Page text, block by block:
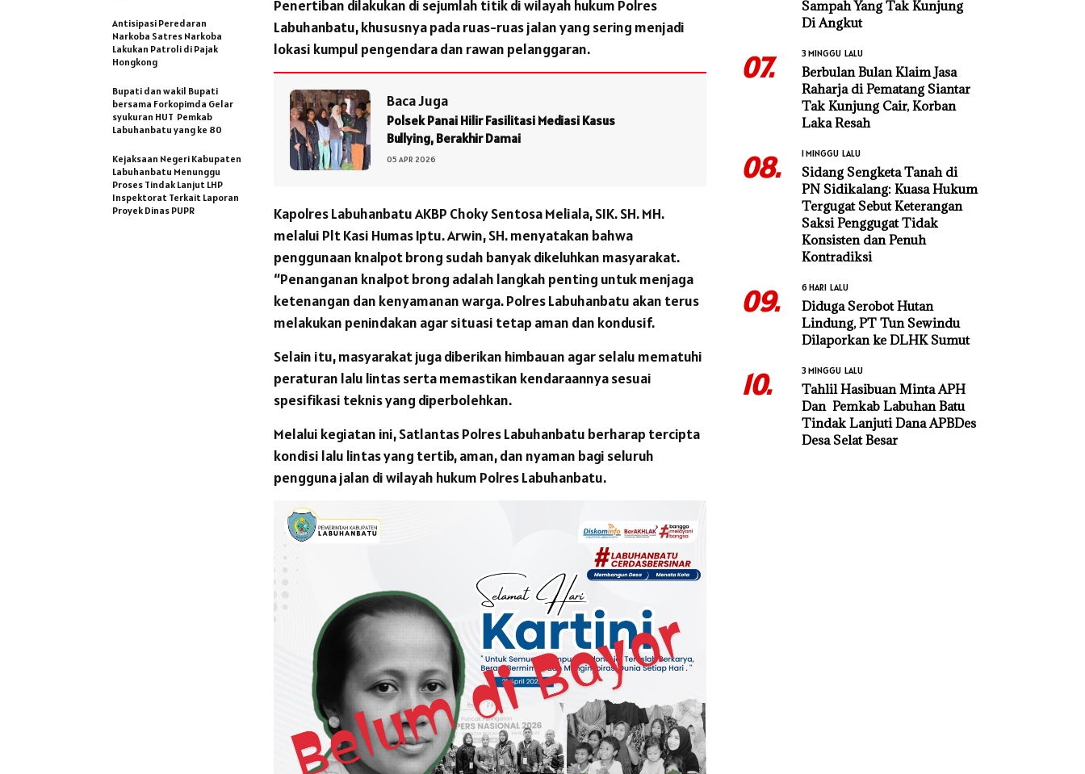
Penertiban dilakukan di sejumlah titik di wilayah hukum Polres
Labuhanbatu, khususnya pada ruas-ruas jalan yang sering menjadi
lokasi kumpul pengendara dan rawan pelanggaran.
Baca Juga
Polsek Panai Hilir Fasilitasi Mediasi Kasus
Bullying, Berakhir Damai
05 APR 2026
Kapolres Labuhanbatu AKBP Choky Sentosa Meliala, SIK. SH. MH.
melalui Plt Kasi Humas Iptu. Arwin, SH. menyatakan bahwa
penggunaan knalpot brong sudah banyak dikeluhkan masyarakat.
“Penanganan knalpot brong adalah langkah penting untuk menjaga
ketenangan dan kenyamanan warga. Polres Labuhanbatu akan terus
melakukan penindakan agar situasi tetap aman dan kondusif.
Selain itu, masyarakat juga diberikan himbauan agar selalu mematuhi
peraturan lalu lintas serta memastikan kendaraannya sesuai
spesifikasi teknis yang diperbolehkan.
Melalui kegiatan ini, Satlantas Polres Labuhanbatu berharap tercipta
kondisi lalu lintas yang tertib, aman, dan nyaman bagi seluruh
pengguna jalan di wilayah hukum Polres Labuhanbatu.
Antisipasi Peredaran
Narkoba Satres Narkoba
Lakukan Patroli di Pajak
Hongkong
Bupati dan wakil Bupati
bersama Forkopimda Gelar
syukuran HUT Pemkab
Labuhanbatu yang ke 80
Kejaksaan Negeri Kabupaten
Labuhanbatu Menunggu
Proses Tindak Lanjut LHP
Inspektorat Terkait Laporan
Proyek Dinas PUPR
Sampah Yang Tak Kunjung
Di Angkut
07. 3 MINGGU LALU
Berbulan Bulan Klaim Jasa
Raharja di Pematang Siantar
Tak Kunjung Cair, Korban
Laka Resah
08. 1 MINGGU LALU
Sidang Sengketa Tanah di
PN Sidikalang: Kuasa Hukum
Tergugat Sebut Keterangan
Saksi Penggugat Tidak
Konsisten dan Penuh
Kontradiksi
09. 6 HARI LALU
Diduga Serobot Hutan
Lindung, PT Tun Sewindu
Dilaporkan ke DLHK Sumut
10. 3 MINGGU LALU
Tahlil Hasibuan Minta APH
Dan Pemkab Labuhan Batu
Tindak Lanjuti Dana APBDes
Desa Selat Besar